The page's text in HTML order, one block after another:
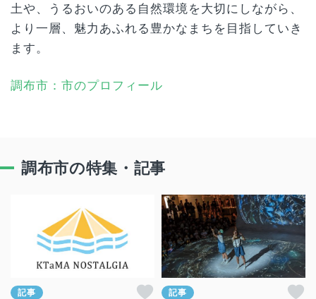
土や、うるおいのある自然環境を大切にしながら、
より一層、魅力あふれる豊かなまちを目指していき
ます。
調布市：市のプロフィール
調布市の特集・記事
記事 記事